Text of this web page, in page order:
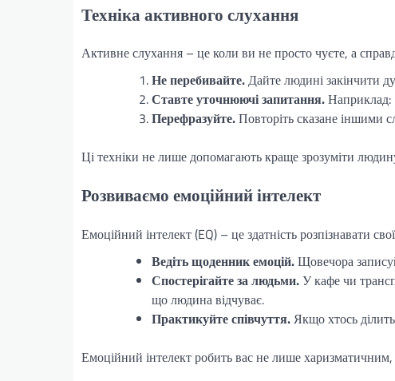
Техніка активного слухання
Активне слухання – це коли ви не просто чуєте, а
Не перебивайте.Дайте людині закінчити
Ставте уточнюючі запитання.Наприклад:
Перефразуйте.Повторіть сказане іншими
Ці техніки не лише допомагають краще зрозуміти
Розвиваємо емоційний інтелект
Емоційний інтелект (EQ) – це здатність розпізнавати
Ведіть щоденник емоцій.Щовечора
Спостерігайте за людьми.У кафе чи
що людина відчуває.
Практикуйте співчуття.Якщо хтось
Емоційний інтелект робить вас не лише